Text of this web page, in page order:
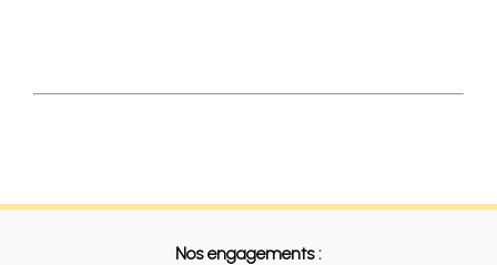
Nos engagements :